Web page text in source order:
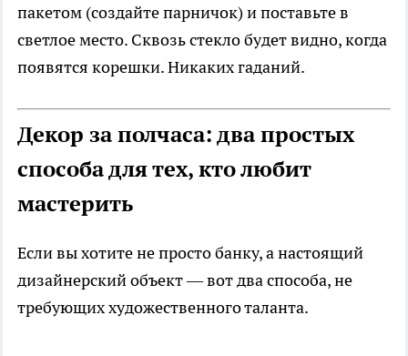
пакетом (создайте парничок) и поставьте в
светлое место. Сквозь стекло будет видно, когда
появятся корешки. Никаких гаданий.
Декор за полчаса: два простых
способа для тех, кто любит
мастерить
Если вы хотите не просто банку, а настоящий
дизайнерский объект — вот два способа, не
требующих художественного таланта.